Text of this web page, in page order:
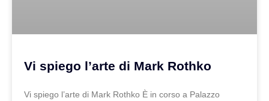
Vi spiego l’arte di Mark Rothko
Vi spiego l’arte di Mark Rothko È in corso a Palazzo